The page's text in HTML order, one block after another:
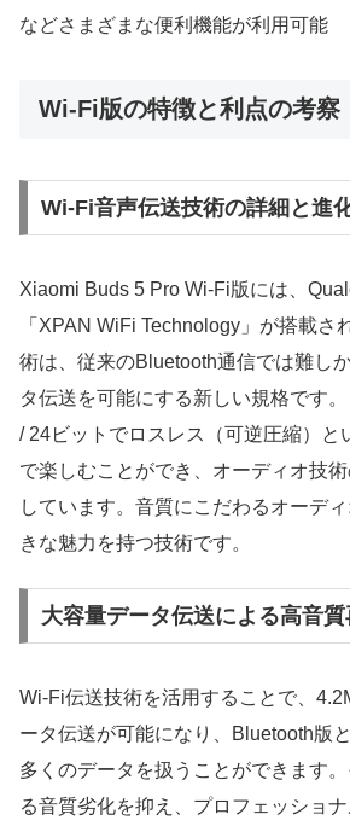
などさまざまな便利機能が利用可能
Wi-Fi版の特徴と利点の考察
Wi-Fi音声伝送技術の詳細と進
Xiaomi Buds 5 Pro Wi-Fi版には、
「XPAN WiFi Technology」が搭載さ
術は、従来のBluetooth通信では難し
タ伝送を可能にする新しい規格です
/ 24ビットでロスレス（可逆圧縮）と
で楽しむことができ、オーディオ技
しています。音質にこだわるオーデ
きな魅力を持つ技術です。
大容量データ伝送による高音
Wi-Fi伝送技術を活用することで、
ータ伝送が可能になり、Bluetooth版
多くのデータを扱うことができます
る音質劣化を抑え、プロフェッショ